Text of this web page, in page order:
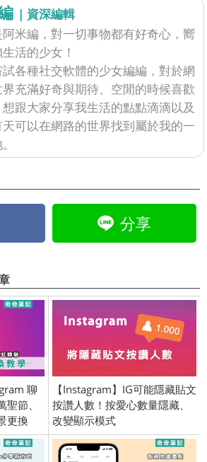
| 資深編輯
米編，對一切事物都有好奇心，嚮
活的少女！
各種社交軟體的少女編編，對於網
充滿好奇與期待、空閒的時候喜歡
跟大家分享我生活的點點滴滴以及
可以在網路的世界找到屬於我的一
分享
聊
節、
更換
【Instagram】IG可能隱藏貼文
按讚人數！按愛心數量隱藏、
改變顯示模式